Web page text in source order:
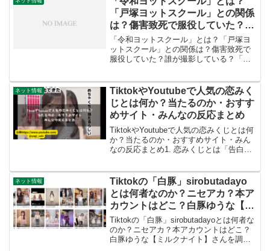
「戸塚ヨットスクール」との関係
は？傷害致死で服役していた？誰
が撮影している？
「令和ヨットスクール」とは？「戸塚ヨ
ットスクール」との関係は？傷害致死で
服役していた？誰が撮影している？「令
去に社会的議論を巻き起こした戸塚宏氏
（戸塚ヨット...
ネット情報
TiktokやYoutubeで人気の恋みく
じとは何か？当たるのか・おすす
めサイト・みんなの反応まとめ
TiktokやYoutubeで人気の恋みくじとは何
か？当たるのか・おすすめサイト・みん
なの反応まとめ1. 恋みくじとは「告白の
社やお寺で引くおみくじの中でも恋愛運
に特化し...
ネット情報
Tiktokの「白豚」sirobutadayo
とは何者なのか？ニセアカ？本ア
カウントはどこ？白豚ゆうな【ミ
ルクナイト】さんを調べる【ミル
タンク界隈】
Tiktokの「白豚」sirobutadayoとは何者な
のか？ニセアカ？本アカウントはどこ？
白豚ゆうな【ミルクナイト】さんを調べ